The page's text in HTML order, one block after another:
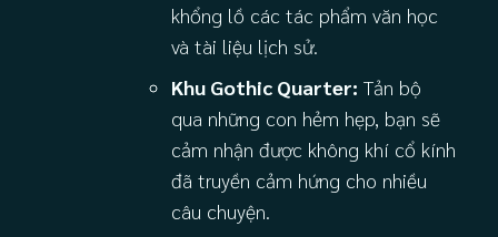
khổng lồ các tác phẩm văn học
và tài liệu lịch sử.
Khu Gothic Quarter: Tản bộ
qua những con hẻm hẹp, bạn sẽ
cảm nhận được không khí cổ kính
đã truyền cảm hứng cho nhiều
câu chuyện.